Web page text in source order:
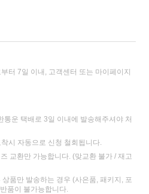
터 7일 이내, 고객센터 또는 마이페이지
통운 택배로 3일 이내에 발송해주셔야 처
시 자동으로 신청 철회됩니다.
교환만 가능합니다. (맞교환 불가 / 재고
품만 발송하는 경우 (사은품, 패키지, 포
품이 불가능합니다.